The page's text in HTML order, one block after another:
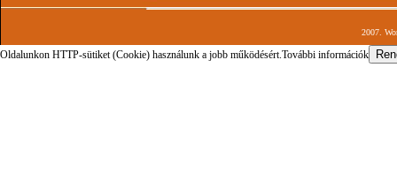
2007.
Oldalunkon HTTP-sütiket (Cookie) használunk a jobb működésért.További információk